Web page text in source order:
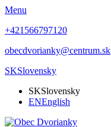
Menu
+421566797120
obecdvorianky@centrum.sk
SKSlovensky
SKSlovensky
ENEnglish